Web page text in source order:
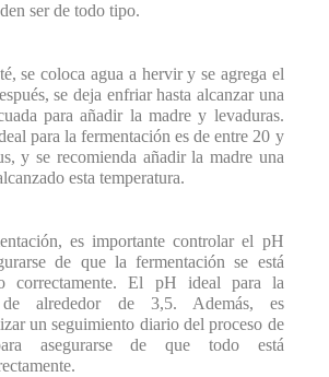
ser de todo tipo.
se coloca agua a hervir y se agrega el
se deja enfriar hasta alcanzar una
para añadir la madre y levaduras.
para la fermentación es de entre 20 y
y se recomienda añadir la madre una
esta temperatura.
es importante controlar el pH
de que la fermentación se está
correctamente. El pH ideal para la
alrededor de 3,5. Además, es
un seguimiento diario del proceso de
asegurarse de que todo está